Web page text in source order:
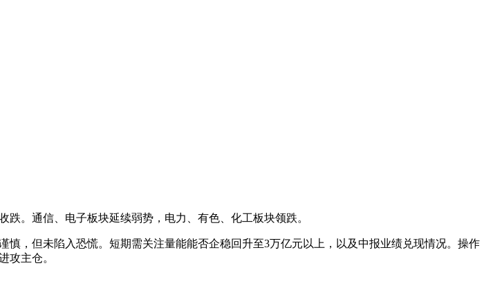
。通信、电子板块延续弱势，电力、有色、化工板块领跌。
，但未陷入恐慌。短期需关注量能能否企稳回升至3万亿元以上，以及中报业绩兑现情况。操作
攻主仓。